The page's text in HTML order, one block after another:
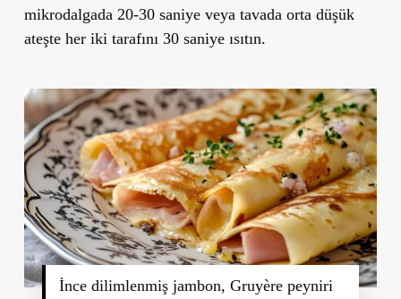
mikrodalgada 20-30 saniye veya tavada orta düşük
ateşte her iki tarafını 30 saniye ısıtın.
İnce dilimlenmiş jambon, Gruyère peyniri